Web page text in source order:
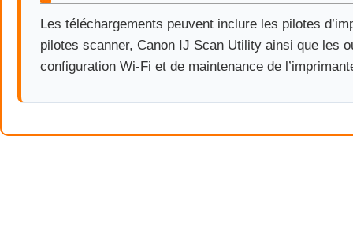
Les téléchargements peuvent inclure les pilotes
pilotes scanner, Canon IJ Scan Utility ainsi que les
configuration Wi-Fi et de maintenance de